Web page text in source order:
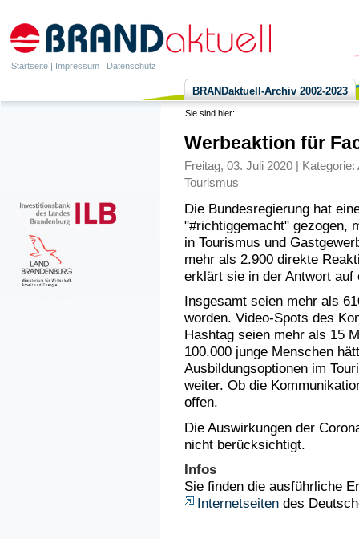
Startseite | Impressum | Datenschutz
BRANDaktuell-Archiv 2002-2023
Sie sind hier:
Werbeaktion für
Freitag, 03. Juli 2020 | Kategorie:
Tourismus
Die Bundesregierung hat
"#richtiggemacht" gezogen,
in Tourismus und
mehr als 2.900 direkte
erklärt sie in der Antwort auf
Insgesamt seien mehr als
worden. Video-Spots des
Hashtag seien mehr als 15
100.000 junge Menschen
Ausbildungsoptionen im
weiter. Ob die
offen.
Die Auswirkungen der
nicht berücksichtigt.
Infos
Sie finden die ausführliche
Internetseitendes